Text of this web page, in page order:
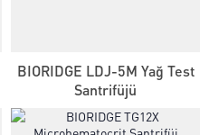
BIORIDGE LDJ-5M Yağ Test
Santrifüjü